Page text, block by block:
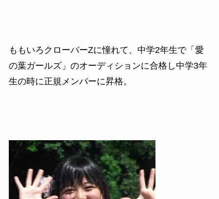
ももいろクローバーZに憧れて、中学2年生で「愛
の葉ガールズ」のオーディションに合格し中学3年
生の時に正規メンバーに昇格。